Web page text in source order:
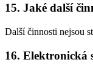
15. Jaké další
Další činnosti nejsou
16. Elektronická